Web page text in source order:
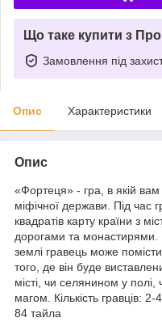
Що таке купити з
Замовлення під
Опис Характеристики
Опис
«Фортеця» - гра, в якій
міфічної держави. Під час
квадратів карту країни з
дорогами та
землі гравець може
того, де він буде
місті, чи селянином у
магом. Кількість гравців:
84 тайла